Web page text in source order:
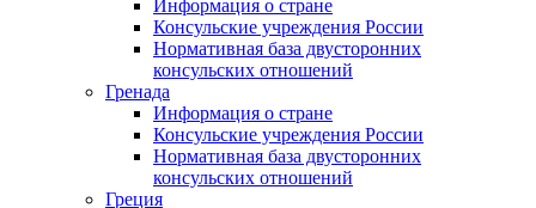
Информация о стране
Консульские учреждения России
Нормативная база двусторонних
консульских отношений
Гренада
Информация о стране
Консульские учреждения России
Нормативная база двусторонних
консульских отношений
Греция